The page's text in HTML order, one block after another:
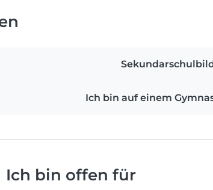
Ich bin auf einem
Ich bin offen für